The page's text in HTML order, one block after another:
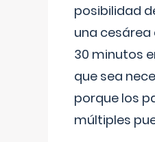
posibilidad
una cesárea
30 minutos
que sea
porque los
múltiples